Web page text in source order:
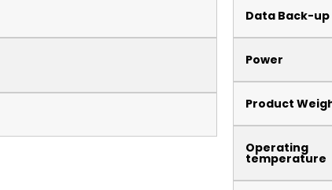
Data Back-up
Power
Product
Operating
temperature